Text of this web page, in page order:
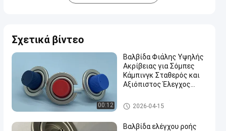
Σχετικά βίντεο
00:12
Βαλβίδα Φιάλης Υψηλής
Ακρίβειας για Σόμπες
Κάμπινγκ Σταθερός και
Αξιόπιστος Έλεγχος
βαλβίδα κασετών αερίου βο
υτανίου
2026-04-15
Βαλβίδα ελέγχου ροής